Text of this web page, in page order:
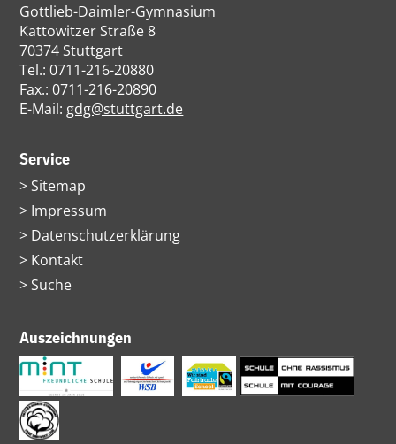
Gottlieb-Daimler-Gymnasium
Kattowitzer Straße 8
70374 Stuttgart
Tel.: 0711-216-20880
Fax.: 0711-216-20890
E-Mail: gdg@stuttgart.de
Service
Navigation
überspringen
Sitemap
Impressum
Datenschutzerklärung
Kontakt
Suche
Auszeichnungen